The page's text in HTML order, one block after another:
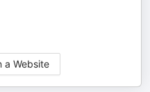
a Website